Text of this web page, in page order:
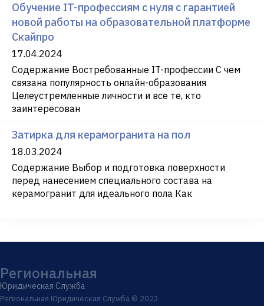
Обучение IT-профессиям с нуля с гарантией
новой работы на образовательной платформе
Скайпро
17.04.2024
Содержание Востребованные IT-профессии С чем
связана популярность онлайн-образования
Целеустремленные личности и все те, кто
заинтересован
Затирка для керамогранита на пол
18.03.2024
Содержание Выбор и подготовка поверхности
перед нанесением специального состава на
керамогранит для идеального пола Как
Региональная
Юридическая Служба
Региональная Юридическая Служба © 2023